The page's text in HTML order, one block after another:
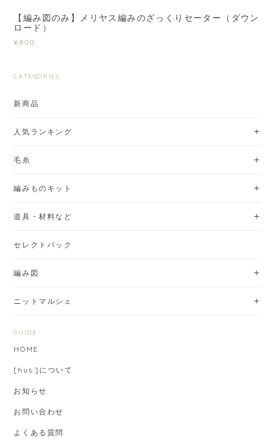
【編み図のみ】メリヤス編みのざっくりセーター（ダウン
ロード）
¥800
CATEGORIES
新商品
人気ランキング
毛糸
編みものキット
道具・材料など
セレクトパック
編み図
ニットマルシェ
GUIDE
HOME
[hus:]について
お知らせ
お問い合わせ
よくある質問